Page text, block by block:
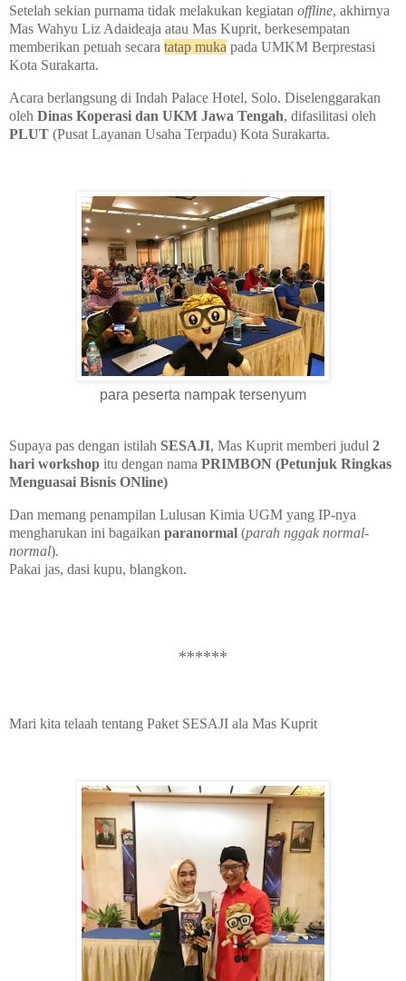
Setelah sekian purnama tidak melakukan kegiatan offline, akhirnya
Mas Wahyu Liz Adaideaja atau Mas Kuprit, berkesempatan
memberikan petuah secara tatap muka pada UMKM Berprestasi
Kota Surakarta.
Acara berlangsung di Indah Palace Hotel, Solo. Diselenggarakan
oleh Dinas Koperasi dan UKM Jawa Tengah, difasilitasi oleh
PLUT (Pusat Layanan Usaha Terpadu) Kota Surakarta.
para peserta nampak tersenyum
Supaya pas dengan istilah SESAJI, Mas Kuprit memberi judul 2
hari workshop itu dengan nama PRIMBON (Petunjuk Ringkas
Menguasai Bisnis ONline)
Dan memang penampilan Lulusan Kimia UGM yang IP-nya
mengharukan ini bagaikan paranormal (parah nggak normal-
normal).
Pakai jas, dasi kupu, blangkon.
******
Mari kita telaah tentang Paket SESAJI ala Mas Kuprit